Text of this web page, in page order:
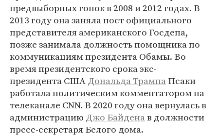
предвыборных гонок в 2008 и 2012 годах. В
2013 году она заняла пост официального
представителя американского Госдепа,
позже занимала должность помощника по
коммуникациям президента Обамы. Во
время президентского срока экс-
президента СШАДональда ТрампаПсаки
работала политическим комментатором на
телеканале CNN. В 2020 году она вернулась в
администрацию Джо Байденав должности
пресс-секретаря Белого дома.